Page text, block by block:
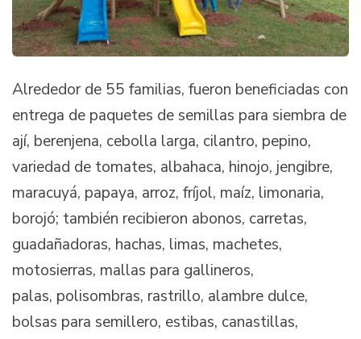
Alrededor de 55 familias, fueron beneficiadas con
entrega de paquetes de semillas para siembra de
ají, berenjena, cebolla larga, cilantro, pepino,
variedad de tomates, albahaca, hinojo, jengibre,
maracuyá, papaya, arroz, fríjol, maíz, limonaria,
borojó; también recibieron abonos, carretas,
guadañadoras, hachas, limas, machetes,
motosierras, mallas para gallineros,
palas, polisombras, rastrillo, alambre dulce,
bolsas para semillero, estibas, canastillas,